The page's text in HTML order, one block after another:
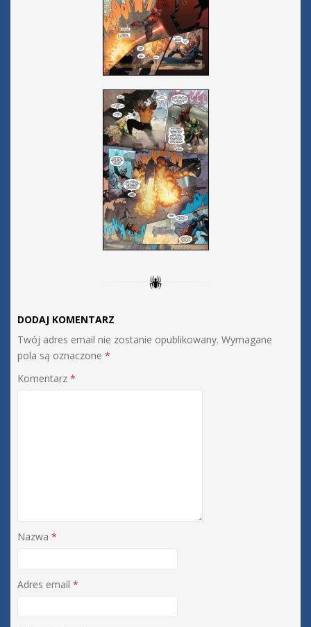
DODAJ KOMENTARZ
Twój adres email nie zostanie opublikowany. Wymagane
pola są oznaczone *
Komentarz *
Nazwa *
Adres email *